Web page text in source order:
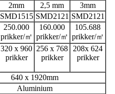
2mm 2,5 mm
3mm
SMD1515 SMD2121 SMD2121
250.000
prikker/㎡
160.000
prikker/㎡
105.688
prikker/㎡
320 x 960
prikker
256 x 768
prikker
208x 624
prikker
640 x 1920mm
Aluminium